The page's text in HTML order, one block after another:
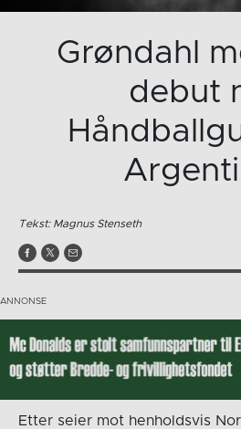
Grøndahl
debut
Tekst: Magnus Stenseth
Etter seier mot henholdsvis